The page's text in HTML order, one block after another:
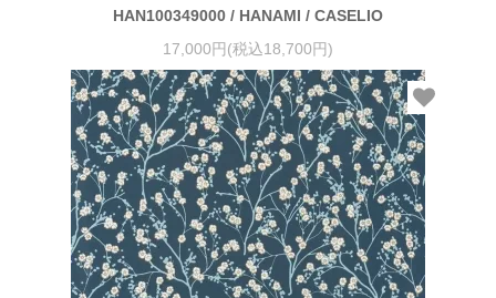
HAN100349000 / HANAMI / CASELIO
17,000円(税込18,700円)